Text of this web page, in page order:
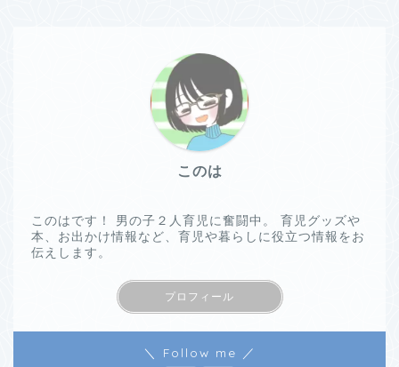
このは
このはです！ 男の子２人育児に奮闘中。 育児グッズや
本、お出かけ情報など、育児や暮らしに役立つ情報をお
伝えします。
プロフィール
＼ Follow me ／